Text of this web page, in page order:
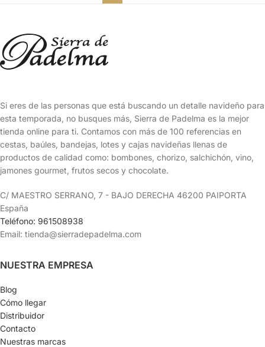
Si eres de las personas que está buscando un detalle navideño para
esta temporada, no busques más, Sierra de Padelma es la mejor
tienda online para ti. Contamos con más de 100 referencias en
cestas, baúles, bandejas, lotes y cajas navideñas llenas de
productos de calidad como: bombones, chorizo, salchichón, vino,
jamones gourmet, frutos secos y chocolate.
C/ MAESTRO SERRANO, 7 - BAJO DERECHA 46200 PAIPORTA
España
Teléfono: 961508938
Email: tienda@sierradepadelma.com
NUESTRA EMPRESA
Blog
Cómo llegar
Distribuidor
Contacto
Nuestras marcas